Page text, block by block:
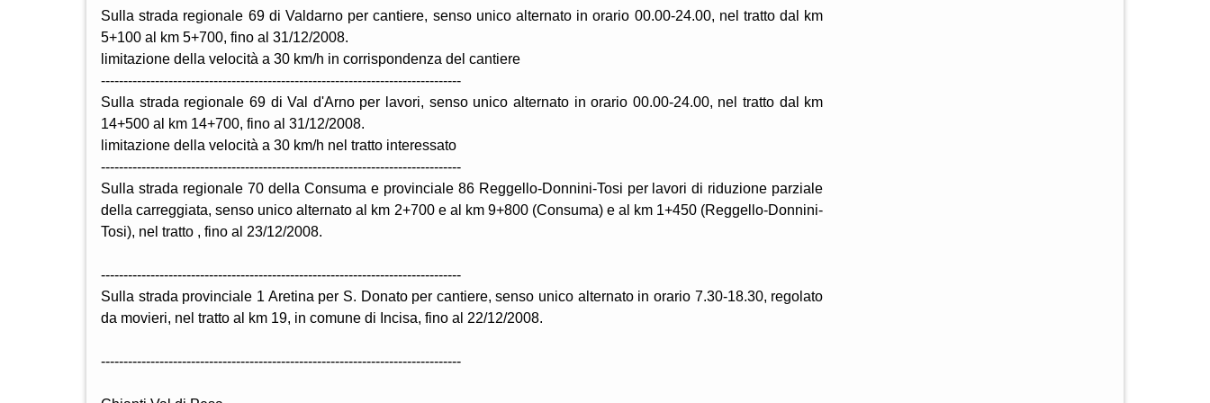
Sulla strada regionale 69 di Valdarno per cantiere, senso unico alternato in orario 00.00-24.00, nel tratto dal km
5+100 al km 5+700, fino al 31/12/2008.
limitazione della velocità a 30 km/h in corrispondenza del cantiere
--------------------------------------------------------------------------------
Sulla strada regionale 69 di Val d'Arno per lavori, senso unico alternato in orario 00.00-24.00, nel tratto dal km
14+500 al km 14+700, fino al 31/12/2008.
limitazione della velocità a 30 km/h nel tratto interessato
--------------------------------------------------------------------------------
Sulla strada regionale 70 della Consuma e provinciale 86 Reggello-Donnini-Tosi per lavori di riduzione parziale
della carreggiata, senso unico alternato al km 2+700 e al km 9+800 (Consuma) e al km 1+450 (Reggello-Donnini-
Tosi), nel tratto , fino al 23/12/2008.
--------------------------------------------------------------------------------
Sulla strada provinciale 1 Aretina per S. Donato per cantiere, senso unico alternato in orario 7.30-18.30, regolato
da movieri, nel tratto al km 19, in comune di Incisa, fino al 22/12/2008.
--------------------------------------------------------------------------------